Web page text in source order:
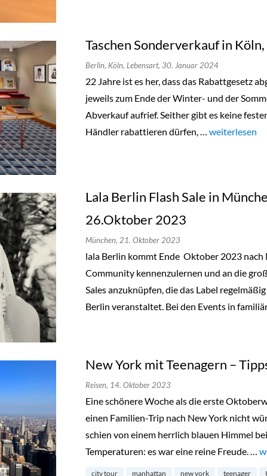
Taschen Sonderverkauf in
Berlin, Köln, Lebensart, 30. Januar 2024
22 Jahre ist es her, dass das Rabattgesetz
jeweils zum Ende der Winter- und der
Abverkauf aufrief. Seither gibt es keine
Händler rabattieren dürfen, … „Taschen
weiterlesen
Lala Berlin Flash Sale in
26.Oktober 2023
München, 21. Oktober 2023
lala Berlin kommt Ende Oktober 2023 nach
Community kennenzulernen und an die
Sales anzuknüpfen, die das Label
Berlin veranstaltet. Bei den Events in
New York mit Teenagern –
Reisen, 14. Oktober 2023
Eine schönere Woche als die erste
einen Familien-Trip nach New York nicht
schien von einem herrlich blauen Himmel
Temperaturen: es war eine reine Freude. …
city tour manhattan new york teenager